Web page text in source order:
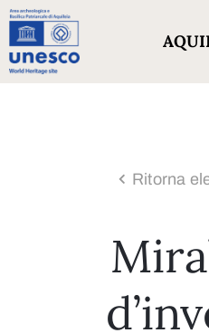
Ritorna